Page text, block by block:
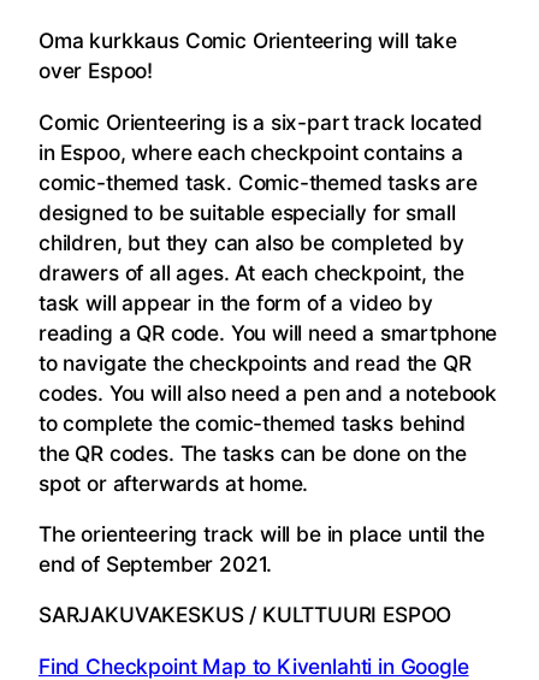
Oma kurkkaus Comic Orienteering will take
over Espoo!
Comic Orienteering is a six-part track located
in Espoo, where each checkpoint contains a
comic-themed task. Comic-themed tasks are
designed to be suitable especially for small
children, but they can also be completed by
drawers of all ages. At each checkpoint, the
task will appear in the form of a video by
reading a QR code. You will need a smartphone
to navigate the checkpoints and read the QR
codes. You will also need a pen and a notebook
to complete the comic-themed tasks behind
the QR codes. The tasks can be done on the
spot or afterwards at home.
The orienteering track will be in place until the
end of September 2021.
SARJAKUVAKESKUS / KULTTUURI ESPOO
Find Checkpoint Map to Kivenlahti in Google